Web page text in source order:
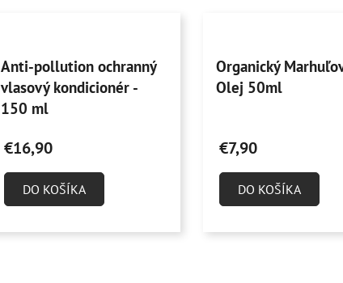
hodnotenie
produktu
je
z
5
hviezdičiek.
Anti-pollution ochranný
vlasový kondicionér -
150 ml
€16,90
DO KOŠÍKA
hodnotenie
produktu
z
5
hviezdičiek.
Organický
Olej 50ml
€7,90
DO KOŠÍKA